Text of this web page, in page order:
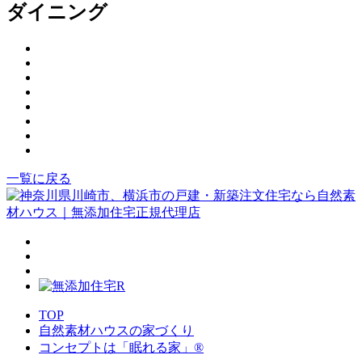
ダイニング
一覧に戻る
TOP
自然素材ハウスの家づくり
コンセプトは「眠れる家」®